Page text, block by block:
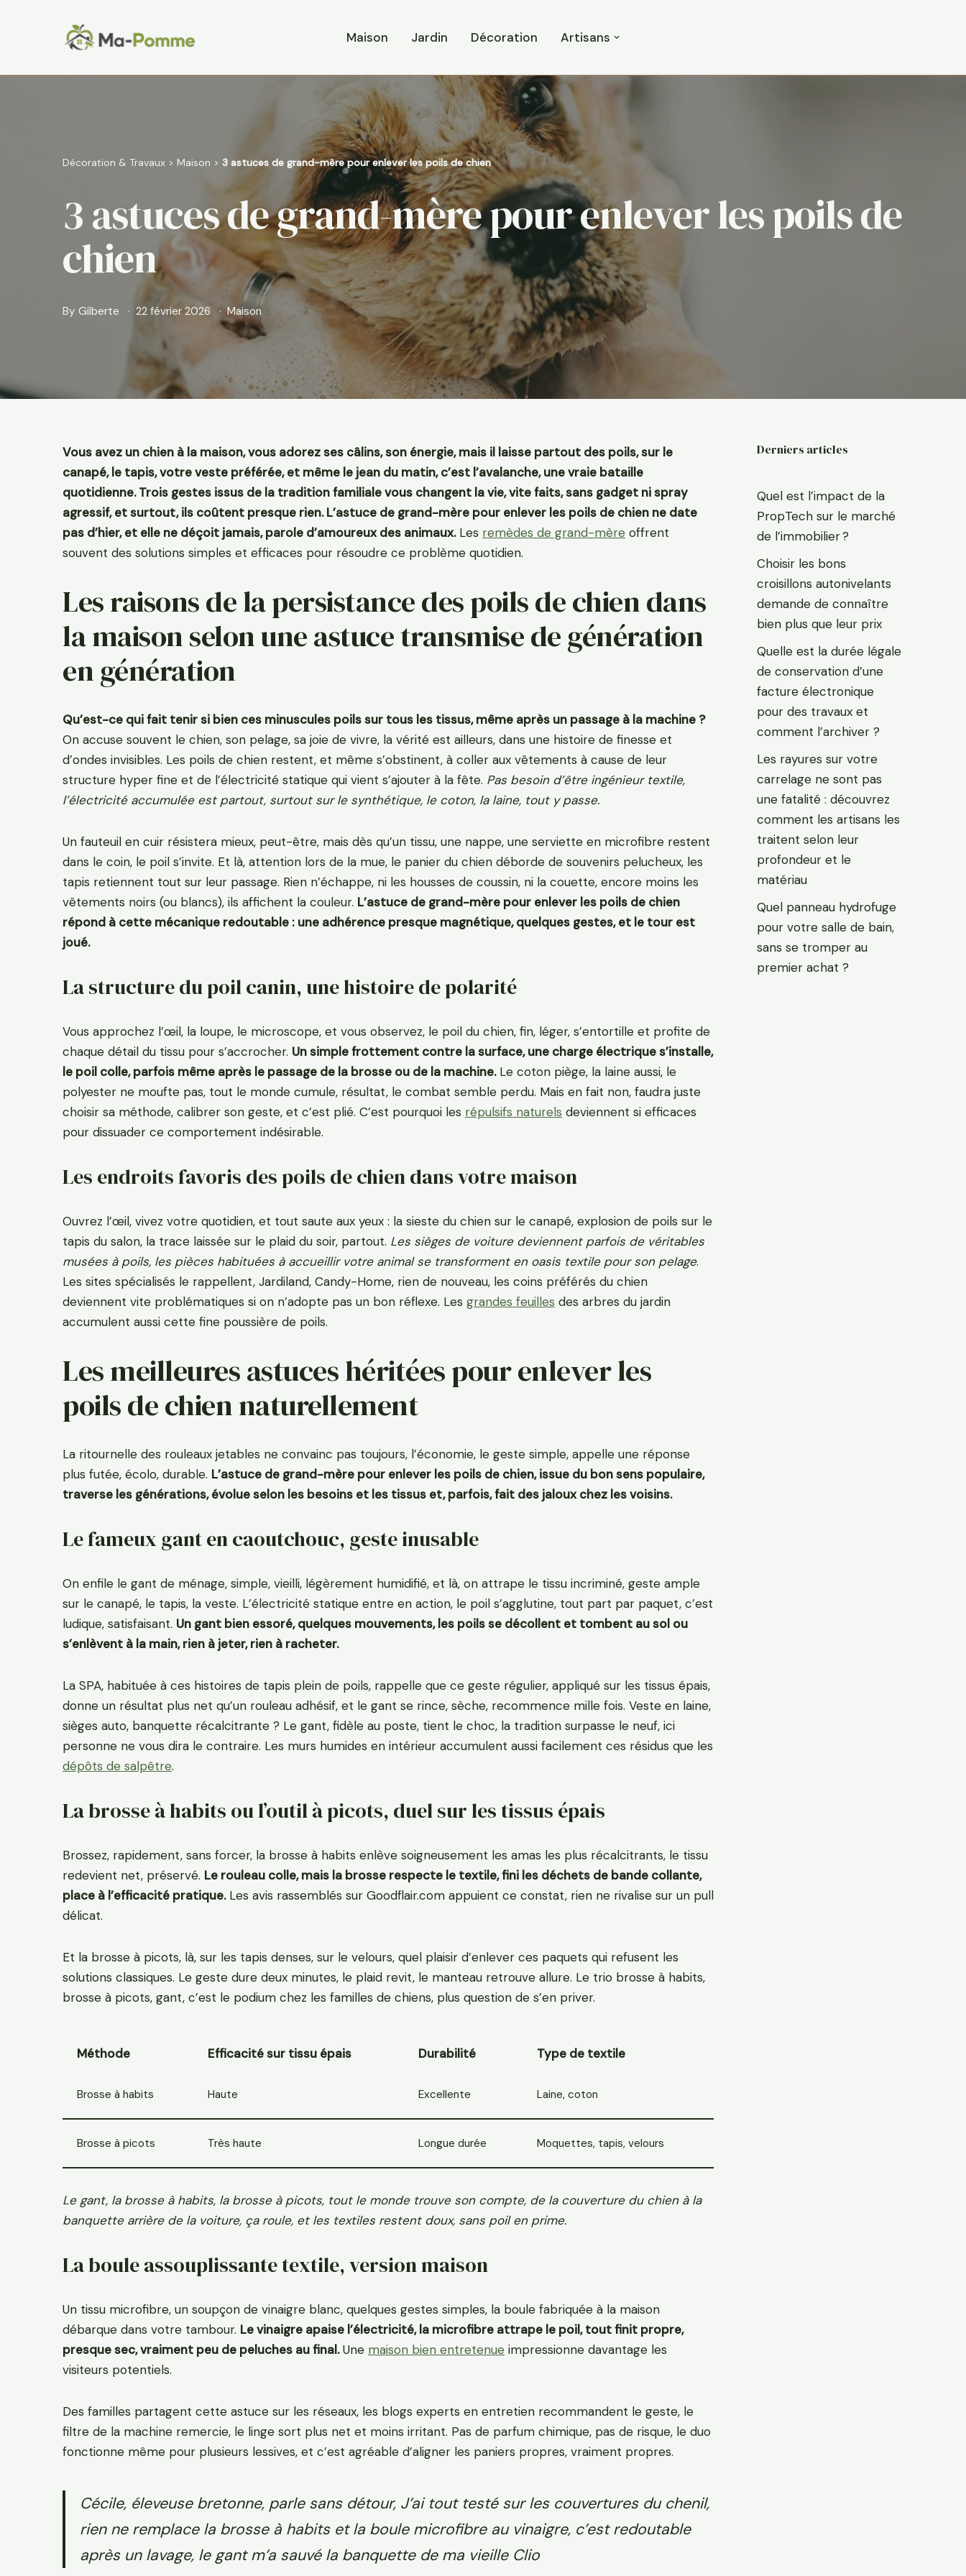
contenu
Maison Jardin Décoration Artisans
Décoration & Travaux > Maison > 3 astuces de grand-mère pour enlever les poils de chien
3 astuces de grand-mère pour enlever les poils de
chien
By Gilberte 22 février 2026 Maison
Vous avez un chien à la maison, vous adorez ses câlins, son énergie, mais il laisse partout des poils, sur le
canapé, le tapis, votre veste préférée, et même le jean du matin, c’est l’avalanche, une vraie bataille
quotidienne. Trois gestes issus de la tradition familiale vous changent la vie, vite faits, sans gadget ni spray
agressif, et surtout, ils coûtent presque rien. L’astuce de grand-mère pour enlever les poils de chien ne date
pas d’hier, et elle ne déçoit jamais, parole d’amoureux des animaux.Les remèdes de grand-mère offrent
souvent des solutions simples et efficaces pour résoudre ce problème quotidien.
Les raisons de la persistance des poils de chien dans
la maison selon une astuce transmise de génération
en génération
Qu’est-ce qui fait tenir si bien ces minuscules poils sur tous les tissus, même après un passage à la machine ?
On accuse souvent le chien, son pelage, sa joie de vivre, la vérité est ailleurs, dans une histoire de finesse et
d’ondes invisibles. Les poils de chien restent, et même s’obstinent, à coller aux vêtements à cause de leur
structure hyper fine et de l’électricité statique qui vient s’ajouter à la fête. Pas besoin d’être ingénieur textile,
l’électricité accumulée est partout, surtout sur le synthétique, le coton, la laine, tout y passe.
Un fauteuil en cuir résistera mieux, peut-être, mais dès qu’un tissu, une nappe, une serviette en microfibre restent
dans le coin, le poil s’invite. Et là, attention lors de la mue, le panier du chien déborde de souvenirs pelucheux, les
tapis retiennent tout sur leur passage. Rien n’échappe, ni les housses de coussin, ni la couette, encore moins les
vêtements noirs (ou blancs), ils affichent la couleur. L’astuce de grand-mère pour enlever les poils de chien
répond à cette mécanique redoutable : une adhérence presque magnétique, quelques gestes, et le tour est
joué.
La structure du poil canin, une histoire de polarité
Vous approchez l’œil, la loupe, le microscope, et vous observez, le poil du chien, fin, léger, s’entortille et profite de
chaque détail du tissu pour s’accrocher. Un simple frottement contre la surface, une charge électrique s’installe,
le poil colle, parfois même après le passage de la brosse ou de la machine.Le coton piège, la laine aussi, le
polyester ne moufte pas, tout le monde cumule, résultat, le combat semble perdu. Mais en fait non, faudra juste
choisir sa méthode, calibrer son geste, et c’est plié. C’est pourquoi les répulsifs naturels deviennent si efficaces
pour dissuader ce comportement indésirable.
Les endroits favoris des poils de chien dans votre maison
Ouvrez l’œil, vivez votre quotidien, et tout saute aux yeux : la sieste du chien sur le canapé, explosion de poils sur le
tapis du salon, la trace laissée sur le plaid du soir, partout. Les sièges de voiture deviennent parfois de véritables
musées à poils, les pièces habituées à accueillir votre animal se transforment en oasis textile pour son pelage.
Les sites spécialisés le rappellent, Jardiland, Candy-Home, rien de nouveau, les coins préférés du chien
deviennent vite problématiques si on n’adopte pas un bon réflexe. Les grandes feuilles des arbres du jardin
accumulent aussi cette fine poussière de poils.
Les meilleures astuces héritées pour enlever les
poils de chien naturellement
La ritournelle des rouleaux jetables ne convainc pas toujours, l’économie, le geste simple, appelle une réponse
plus futée, écolo, durable. L’astuce de grand-mère pour enlever les poils de chien, issue du bon sens populaire,
traverse les générations, évolue selon les besoins et les tissus et, parfois, fait des jaloux chez les voisins.
Le fameux gant en caoutchouc, geste inusable
On enfile le gant de ménage, simple, vieilli, légèrement humidifié, et là, on attrape le tissu incriminé, geste ample
sur le canapé, le tapis, la veste. L’électricité statique entre en action, le poil s’agglutine, tout part par paquet, c’est
ludique, satisfaisant. Un gant bien essoré, quelques mouvements, les poils se décollent et tombent au sol ou
s’enlèvent à la main, rien à jeter, rien à racheter.
La SPA, habituée à ces histoires de tapis plein de poils, rappelle que ce geste régulier, appliqué sur les tissus épais,
donne un résultat plus net qu’un rouleau adhésif, et le gant se rince, sèche, recommence mille fois. Veste en laine,
sièges auto, banquette récalcitrante ? Le gant, fidèle au poste, tient le choc, la tradition surpasse le neuf, ici
personne ne vous dira le contraire. Les murs humides en intérieur accumulent aussi facilement ces résidus que les
dépôts de salpêtre.
La brosse à habits ou l’outil à picots, duel sur les tissus épais
Brossez, rapidement, sans forcer, la brosse à habits enlève soigneusement les amas les plus récalcitrants, le tissu
redevient net, préservé. Le rouleau colle, mais la brosse respecte le textile, fini les déchets de bande collante,
place à l’efficacité pratique.Les avis rassemblés sur Goodflair.com appuient ce constat, rien ne rivalise sur un pull
délicat.
Et la brosse à picots, là, sur les tapis denses, sur le velours, quel plaisir d’enlever ces paquets qui refusent les
solutions classiques. Le geste dure deux minutes, le plaid revit, le manteau retrouve allure. Le trio brosse à habits,
brosse à picots, gant, c’est le podium chez les familles de chiens, plus question de s’en priver.
Méthode Efficacité sur tissu épais Durabilité Type de textile
Brosse à habits Haute Excellente Laine, coton
Brosse à picots Très haute Longue durée Moquettes, tapis, velours
Le gant, la brosse à habits, la brosse à picots, tout le monde trouve son compte, de la couverture du chien à la
banquette arrière de la voiture, ça roule, et les textiles restent doux, sans poil en prime.
La boule assouplissante textile, version maison
Un tissu microfibre, un soupçon de vinaigre blanc, quelques gestes simples, la boule fabriquée à la maison
débarque dans votre tambour. Le vinaigre apaise l’électricité, la microfibre attrape le poil, tout finit propre,
presque sec, vraiment peu de peluches au final.Une maison bien entretenue impressionne davantage les
visiteurs potentiels.
Des familles partagent cette astuce sur les réseaux, les blogs experts en entretien recommandent le geste, le
filtre de la machine remercie, le linge sort plus net et moins irritant. Pas de parfum chimique, pas de risque, le duo
fonctionne même pour plusieurs lessives, et c’est agréable d’aligner les paniers propres, vraiment propres.
Cécile, éleveuse bretonne, parle sans détour, J’ai tout testé sur les couvertures du chenil,
rien ne remplace la brosse à habits et la boule microfibre au vinaigre, c’est redoutable
après un lavage, le gant m’a sauvé la banquette de ma vieille Clio
Derniers articles
Quel est l’impact de la
PropTech sur le marché
de l’immobilier ?
Choisir les bons
croisillons autonivelants
demande de connaître
bien plus que leur prix
Quelle est la durée légale
de conservation d’une
facture électronique
pour des travaux et
comment l’archiver ?
Les rayures sur votre
carrelage ne sont pas
une fatalité : découvrez
comment les artisans les
traitent selon leur
profondeur et le
matériau
Quel panneau hydrofuge
pour votre salle de bain,
sans se tromper au
premier achat ?